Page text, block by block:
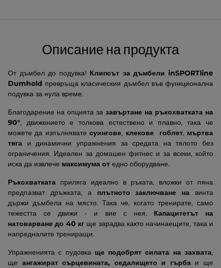
Описание на продукта
От дъмбел до подувка! Клипсът за дъмбели inSPORTline
Dumhold превръща класическия дъмбел във функционална
подувка за нула време.
Благодарение на опцията за завъртане на ръкохватката на
90°, движението е толкова естествено и плавно, така че
можете да изпълнявате суингове, клекове гоблет, мъртва
тяга и динамични упражнения за средата на тялото без
ограничения. Идеален за домашен фитнес и за всеки, който
иска да извлече максимума от едно оборудване.
Ръкохватката приляга идеално в ръката, вложки от пяна
предпазват дръжката, а плътното заключване на винта
държи дъмбела на място. Така че, когато тренирате, само
тежестта се движи - и вие с нея. Капацитетът на
натоварване до 40 кг ще зарадва както начинаещите, така и
напредналите трениращи.
Упражненията с пудовка ще подобрят силата на захвата,
ще ангажират сърцевината, седалището и гърбаи ще